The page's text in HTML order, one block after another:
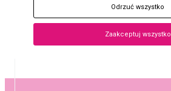
PROJEKTY DOFINANSOWANE
Odrzuć wszystko
Zaakceptuj wszystko